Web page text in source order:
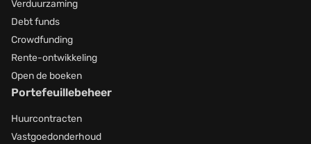
Verduurzaming
Debt funds
Crowdfunding
Rente-ontwikkeling
Open de boeken
Portefeuillebeheer
Huurcontracten
Vastgoedonderhoud